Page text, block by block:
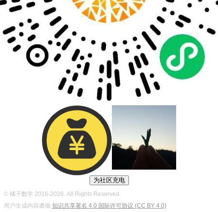
为社区充电
© 橘子数学 2016-2026. All Rights Reserved.
用户生成内容遵循 知识共享署名 4.0 国际许可协议 (CC BY 4.0)